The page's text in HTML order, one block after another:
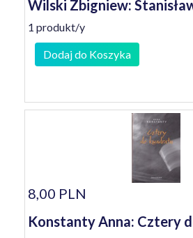
Wilski Zbigniew:
1 produkt/y
Dodaj do Koszyka
8,00 PLN
Konstanty Anna: Cztery